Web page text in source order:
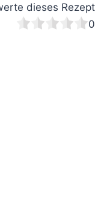
dieses Rezept
0